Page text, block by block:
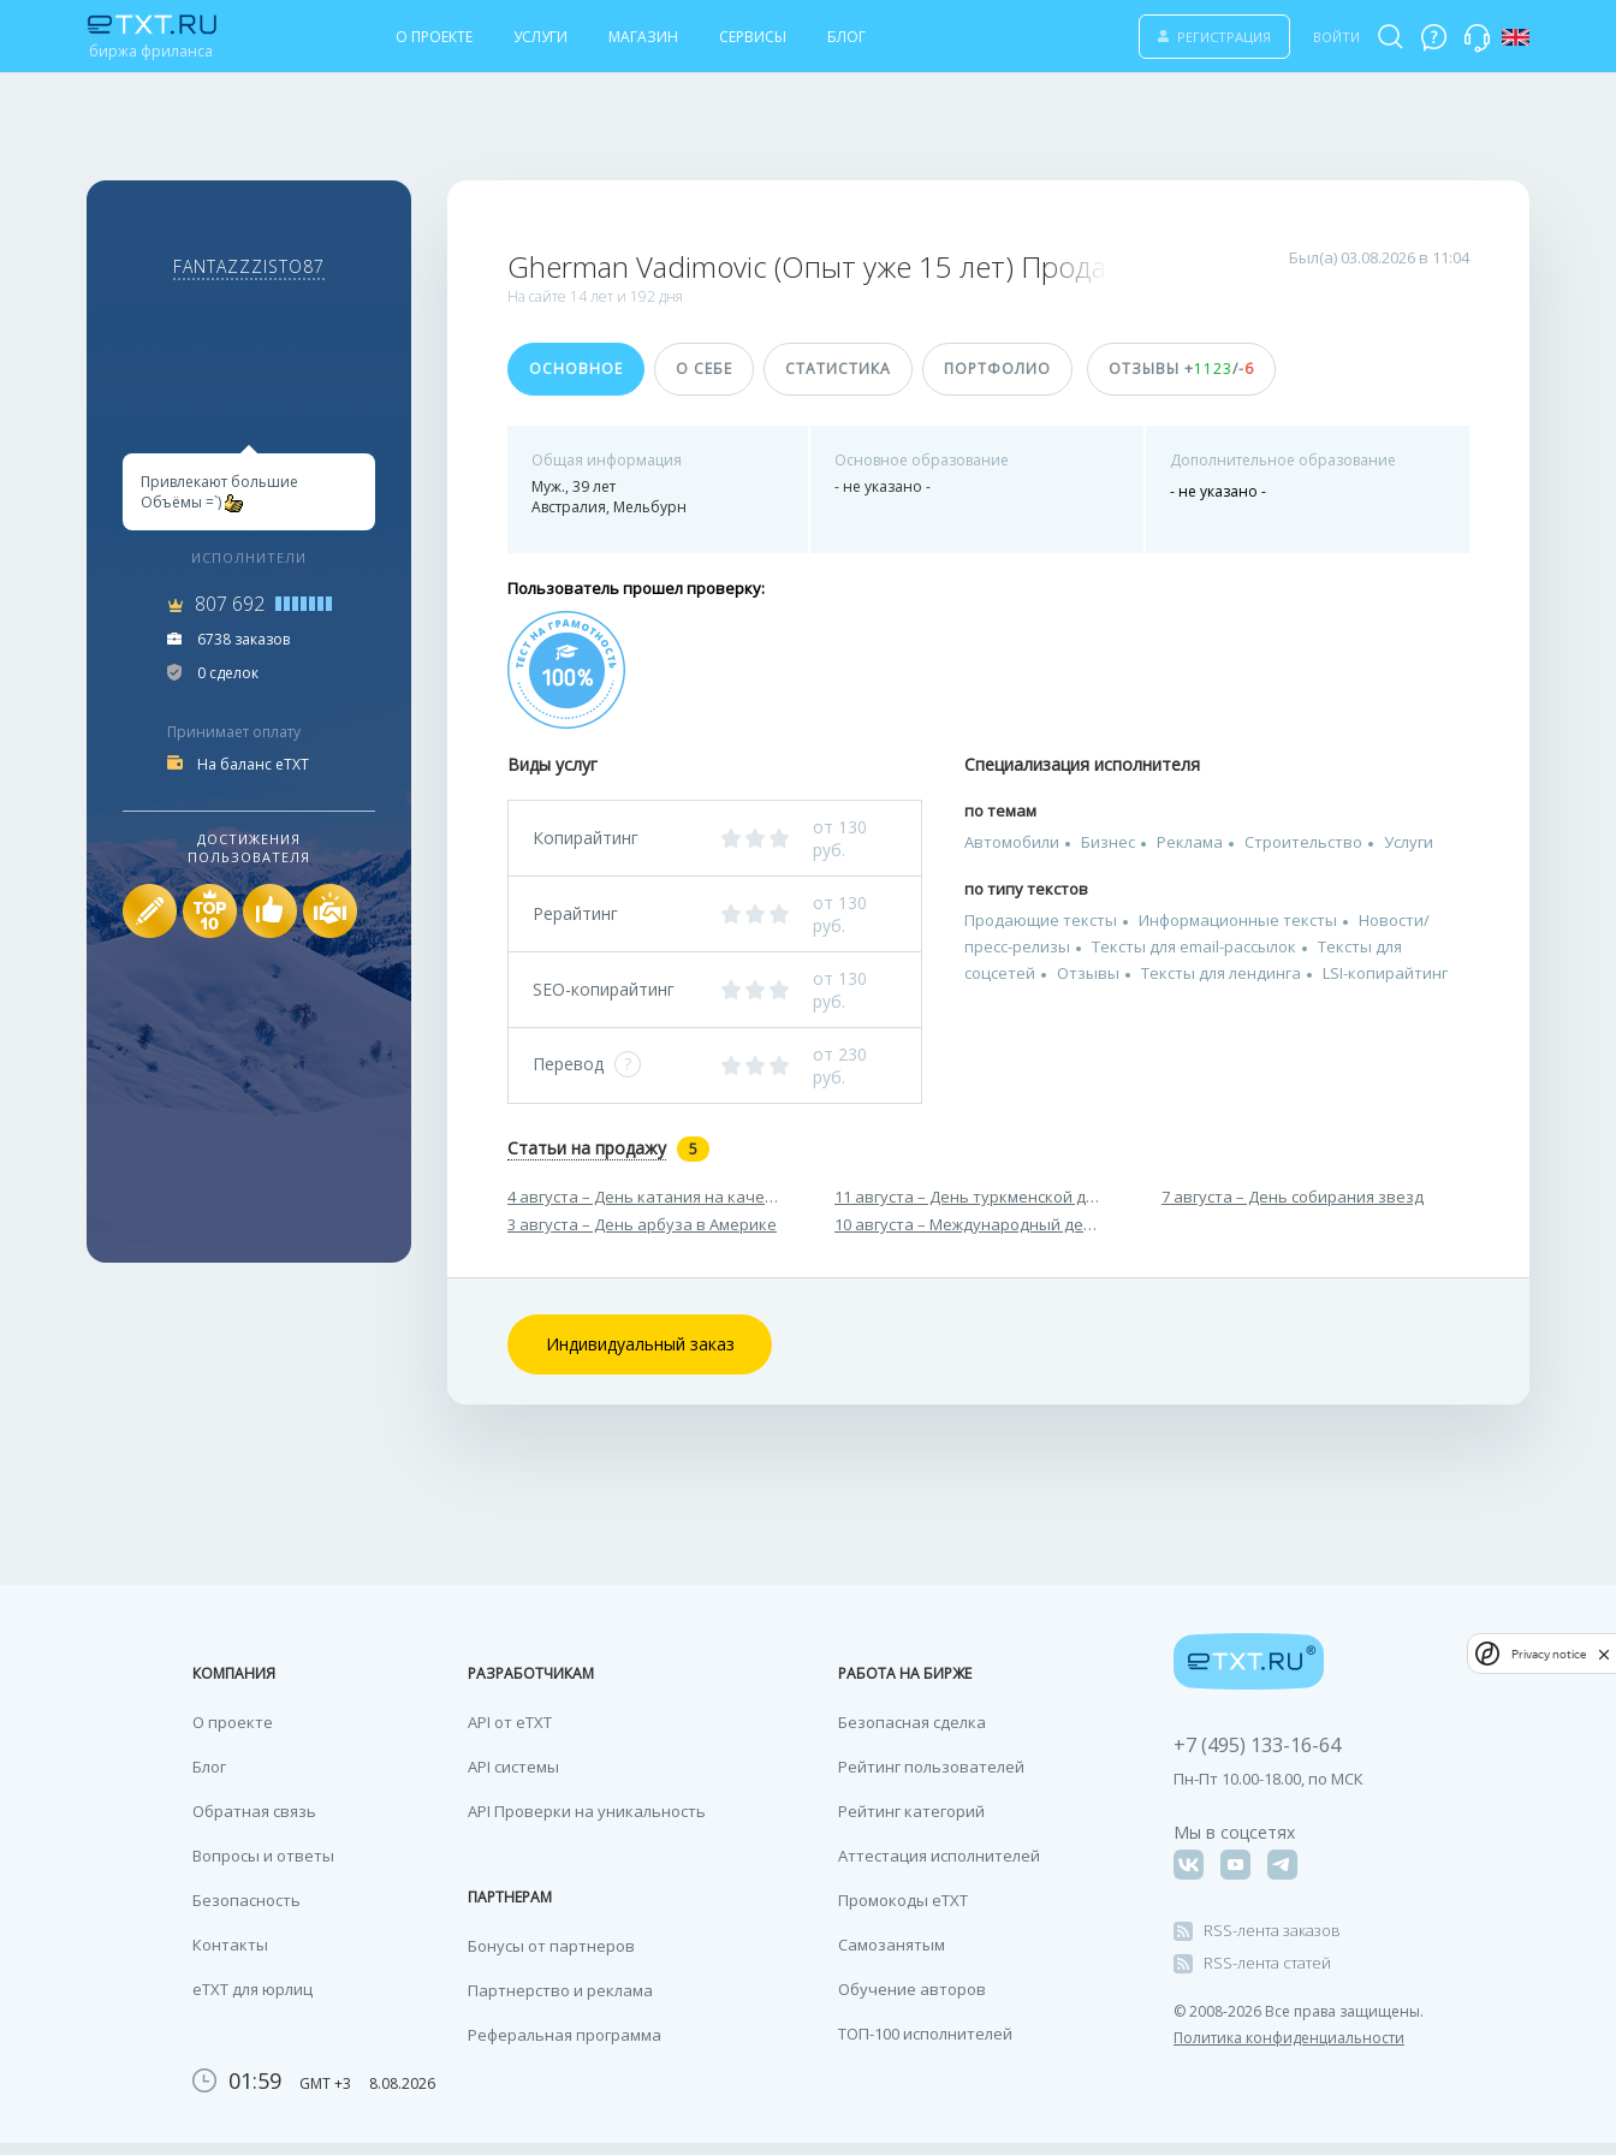
биржа фриланса
О ПРОЕКТЕ УСЛУГИ МАГАЗИН СЕРВИСЫ БЛОГ РЕГИСТРАЦИЯ ВОЙТИ
FANTAZZZISTO87
Привлекают большие
Объёмы =`)
ИСПОЛНИТЕЛИ
807 692
6738 заказов
0 сделок
Принимает оплату
На баланс eTXT
ДОСТИЖЕНИЯ
ПОЛЬЗОВАТЕЛЯ
Gherman Vadimovic (Опыт уже 15 лет) Продающие тексты 24/7
На сайте 14 лет и 192 дня
Был(а) 03.08.2026 в 11:04
ОСНОВНОЕ О СЕБЕ СТАТИСТИКА ПОРТФОЛИО ОТЗЫВЫ +1123/-6
Общая информация
Муж., 39 лет
Австралия, Мельбурн
Основное образование
- не указано -
Дополнительное образование
- не указано -
Пользователь прошел проверку:
Виды услуг
Копирайтинг
от 130
руб.
Рерайтинг
от 130
руб.
SEO-копирайтинг
от 130
руб.
Перевод ?
от 230
руб.
Специализация исполнителя
по темам
Автомобили
Бизнес Реклама Строительство Услуги
по типу текстов
Продающие тексты
Информационные тексты
Новости/
пресс-релизы
Тексты для email-рассылок
Тексты для
соцсетей
Отзывы Тексты для лендинга LSI-копирайтинг
Статьи на продажу 5
4 августа – День катания на качелях
3 августа – День арбуза в Америке
11 августа – День туркменской дыни
10 августа – Международный день биодизеля
7 августа – День собирания звезд
Индивидуальный заказ
КОМПАНИЯ
О проекте
Блог
Обратная связь
Вопросы и ответы
Безопасность
Контакты
eTXT для юрлиц
РАЗРАБОТЧИКАМ
API от eTXT
API системы
API Проверки на уникальность
ПАРТНЕРАМ
Бонусы от партнеров
Партнерство и реклама
Реферальная программа
РАБОТА НА БИРЖЕ
Безопасная сделка
Рейтинг пользователей
Рейтинг категорий
Аттестация исполнителей
Промокоды eTXT
Самозанятым
Обучение авторов
ТОП-100 исполнителей
+7 (495) 133-16-64
Пн-Пт 10.00-18.00, по МСК
Мы в соцсетях
RSS-лента заказов
RSS-лента статей
© 2008-2026 Все права защищены.
Политика конфиденциальности
01:59 GMT +3 8.08.2026
Privacy notice